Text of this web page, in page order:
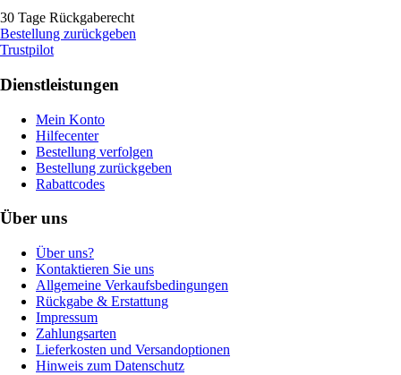
30 Tage Rückgaberecht
Bestellung zurückgeben
Trustpilot
Dienstleistungen
Mein Konto
Hilfecenter
Bestellung verfolgen
Bestellung zurückgeben
Rabattcodes
Über uns
Über uns?
Kontaktieren Sie uns
Allgemeine Verkaufsbedingungen
Rückgabe & Erstattung
Impressum
Zahlungsarten
Lieferkosten und Versandoptionen
Hinweis zum Datenschutz